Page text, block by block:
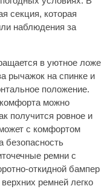
секция, которая
наблюдения за
в уютное ложе
рычажок на спинке и
положение.
можно
получится ровное и
с комфортом
безопасность
ремни с
откидной бампер
ремней легко